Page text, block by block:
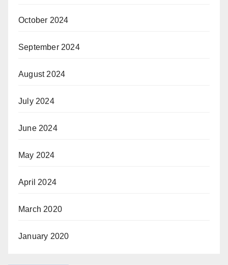
October 2024
September 2024
August 2024
July 2024
June 2024
May 2024
April 2024
March 2020
January 2020